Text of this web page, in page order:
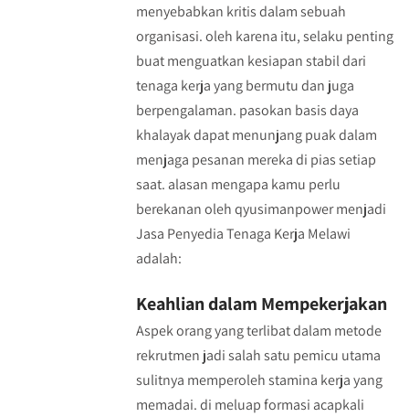
menyebabkan kritis dalam sebuah
organisasi. oleh karena itu, selaku penting
buat menguatkan kesiapan stabil dari
tenaga kerja yang bermutu dan juga
berpengalaman. pasokan basis daya
khalayak dapat menunjang puak dalam
menjaga pesanan mereka di pias setiap
saat. alasan mengapa kamu perlu
berekanan oleh qyusimanpower menjadi
Jasa Penyedia Tenaga Kerja Melawi
adalah:
Keahlian dalam Mempekerjakan
Aspek orang yang terlibat dalam metode
rekrutmen jadi salah satu pemicu utama
sulitnya memperoleh stamina kerja yang
memadai. di meluap formasi acapkali